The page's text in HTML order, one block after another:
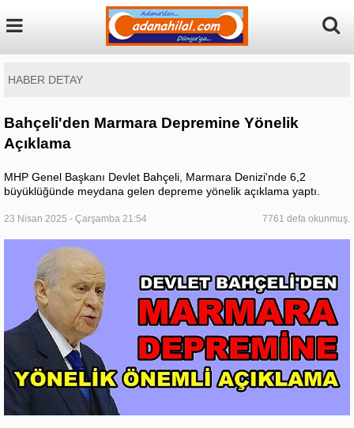
HABER DETAY
Bahçeli'den Marmara Depremine Yönelik
Açıklama
MHP Genel Başkanı Devlet Bahçeli, Marmara Denizi'nde 6,2
büyüklüğünde meydana gelen depreme yönelik açıklama yaptı.
23 Nisan 2025 - Çarşamba 21:54 7761 defa okunmuş.